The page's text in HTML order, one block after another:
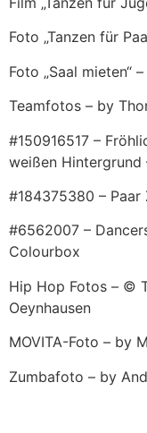
Foto „Tanzen für
Foto „Saal mieten“
Teamfotos – by
#150916517 –
weißen
#184375380 –
#6562007 –
Colourbox
Hip Hop Fotos – ©
Oeynhausen
MOVITA-Foto – by
Zumbafoto – by